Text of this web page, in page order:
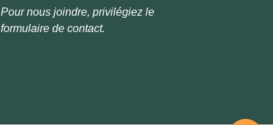
Pour nous joindre, privilégiez le
formulaire de contact.